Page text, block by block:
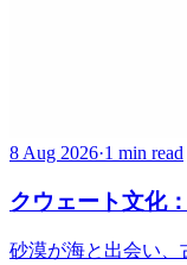
8 Aug 2026·1 min read
クウェート文化
砂漠が海と出会い、